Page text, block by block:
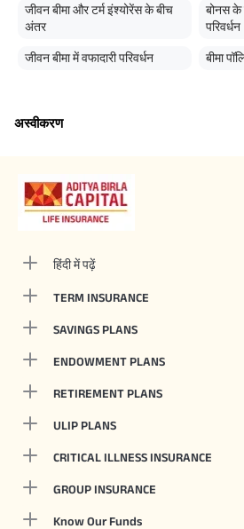
जीवन बीमा और टर्म इंश्योरेंस के बीच
अंतर
बोनस के
परिवर्धन
जीवन बीमा में वफादारी परिवर्धन बीमा
अस्वीकरण
हिंदी में पढ़ें
TERM INSURANCE
SAVINGS PLANS
ENDOWMENT PLANS
RETIREMENT PLANS
ULIP PLANS
CRITICAL ILLNESS INSURANCE
GROUP INSURANCE
Know Our Funds